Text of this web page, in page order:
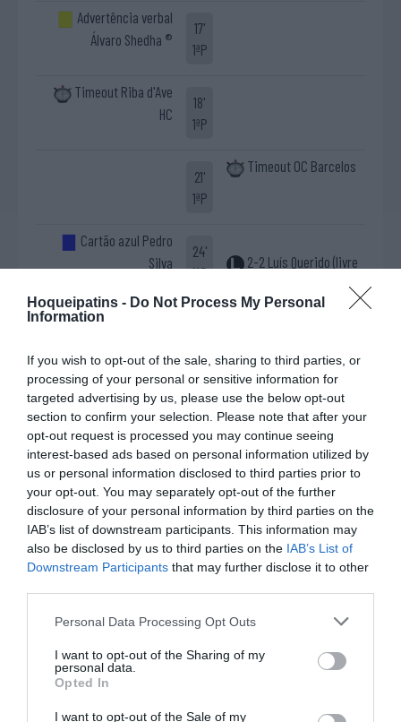
Hoqueipatins - Do Not Process My Personal
Information
If you wish to opt-out of the sale, sharing to third parties, or
processing of your personal or sensitive information for
targeted advertising by us, please use the below opt-out
section to confirm your selection. Please note that after your
opt-out request is processed you may continue seeing
interest-based ads based on personal information utilized by
us or personal information disclosed to third parties prior to
your opt-out. You may separately opt-out of the further
disclosure of your personal information by third parties on the
IAB’s list of downstream participants. This information may
also be disclosed by us to third parties on the IAB’s List of
Downstream Participants that may further disclose it to other
Personal Data Processing Opt Outs
I want to opt-out of the Sharing of my
personal data.
Opted In
I want to opt-out of the Sale of my
Advertência verbal
Álvaro Shedha ®
17'
1ªP
Timeout Riba d'Ave
HC
18'
1ªP
21'
1ªP
Timeout OC Barcelos
Cartão azul Pedro
Silva
24'
1ªP
2-2 Luís Querido (livre
Rémi Herman
Cartão azul Miguel
Defesa de livre direto
Constantino "Conti"
Acevedo ®
Fim da 1ª parte.
Início da 2ª parte.
Timeout Riba d'Ave
HC
5'
2ªP
Pedro Silva
7'
2ªP
10ª falta de OC